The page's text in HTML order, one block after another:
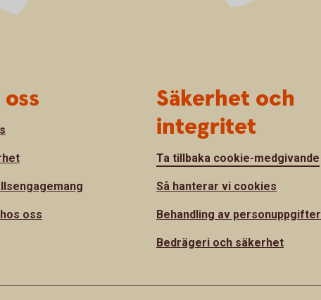
oss
Säkerhet och
integritet
Ta tillbaka cookie-medgivande
Så hanterar vi cookies
Behandling av personuppgifter
Bedrägeri och säkerhet